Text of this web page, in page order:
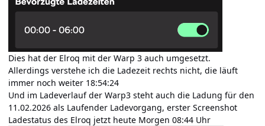
Dies hat der Elroq mit der Warp 3 auch umgesetzt.
Allerdings verstehe ich die Ladezeit rechts nicht, die läuft
immer noch weiter 18:54:24
Und im Ladeverlauf der Warp3 steht auch die Ladung für den
11.02.2026 als Laufender Ladevorgang, erster Screenshot
Ladestatus des Elroq jetzt heute Morgen 08:44 Uhr